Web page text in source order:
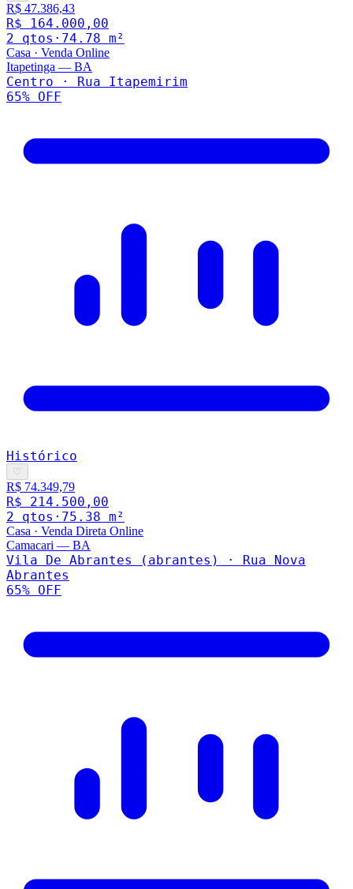
R$ 47.386,43
R$ 164.000,00
2 qtos · 74.78 m²
Casa · Venda Online
Itapetinga — BA
Centro · Rua Itapemirim
65% OFF
Histórico
♡
R$ 74.349,79
R$ 214.500,00
2 qtos · 75.38 m²
Casa · Venda Direta Online
Camacari — BA
Vila De Abrantes (abrantes) · Rua Nova
Abrantes
65% OFF